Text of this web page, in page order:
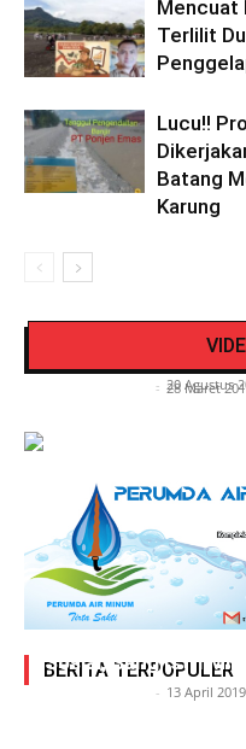
Mencuat
Terlilit
Lucu!!
Batang
Karung
Video Detik
- 20 Agustus
Lantas Polres
- 28 Maret
BERITA TERPOPULER
Adegan Ranjang
Sosial, Sang Istri
- 13 April 2019